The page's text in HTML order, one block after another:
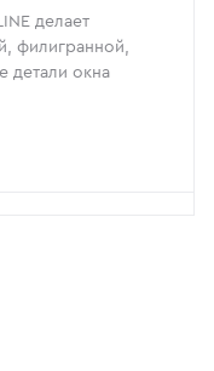
делает
филигранной,
детали окна